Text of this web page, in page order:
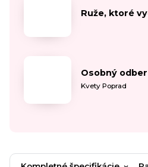
Ruže, ktoré
Osobný odber
Kvety Poprad